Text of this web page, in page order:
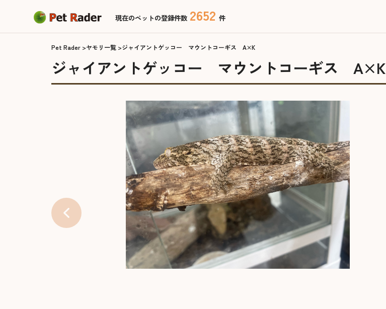
現在のペットの登録件数 2652 件
Pet Rader ヤモリ一覧 ジャイアントゲッコー マウントコーギス A×K
ジャイアントゲッコー マウントコーギス A×K